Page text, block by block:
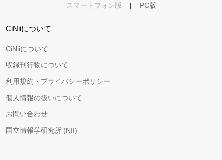
スマートフォン版 | PC版
CiNiiについて
CiNiiについて
収録刊行物について
利用規約・プライバシーポリシー
個人情報の扱いについて
お問い合わせ
国立情報学研究所 (NII)